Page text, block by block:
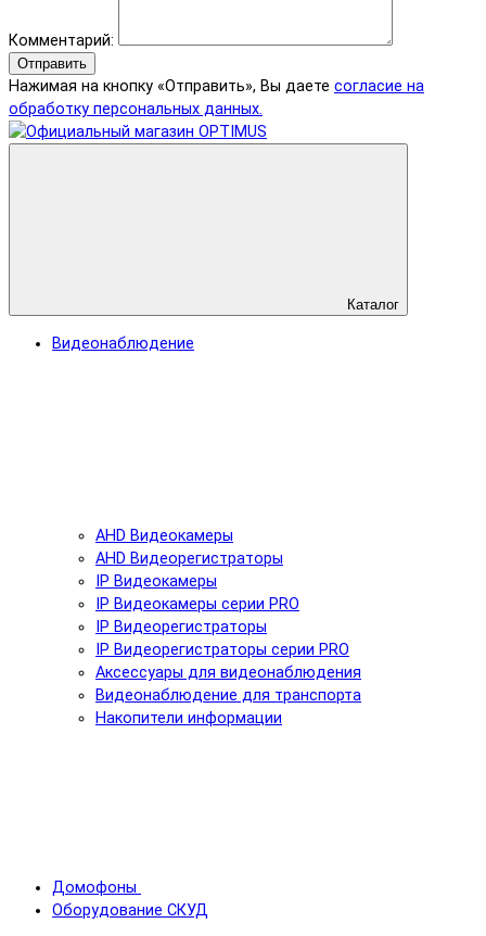
Комментарий:
Отправить
Нажимая на кнопку «Отправить», Вы даете согласие на
обработку персональных данных.
Каталог
Видеонаблюдение
AHD Видеокамеры
AHD Видеорегистраторы
IP Видеокамеры
IP Видеокамеры серии PRO
IP Видеорегистраторы
IP Видеорегистраторы серии PRO
Аксессуары для видеонаблюдения
Видеонаблюдение для транспорта
Накопители информации
Домофоны
Оборудование СКУД